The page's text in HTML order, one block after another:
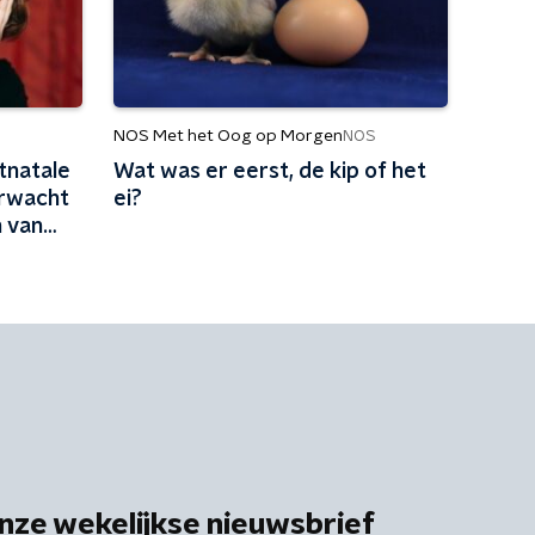
van
NOS Met het Oog op Morgen NOS
Wat was er eerst, de kip of het
ei?
wekelijkse nieuwsbrief